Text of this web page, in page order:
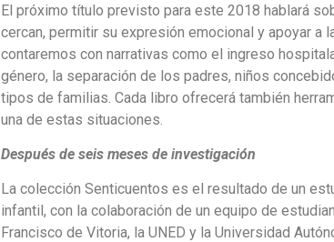
El próximo título previsto para este 2018 hablará
cercan, permitir su expresión emocional y apoyar a
contaremos con narrativas como el ingreso
género, la separación de los padres, niños
tipos de familias. Cada libro ofrecerá también
una de estas situaciones.
Después de seis meses de investigación
La colección Senticuentos es el resultado de un
infantil, con la colaboración de un equipo de
Francisco de Vitoria, la UNED y la Universidad